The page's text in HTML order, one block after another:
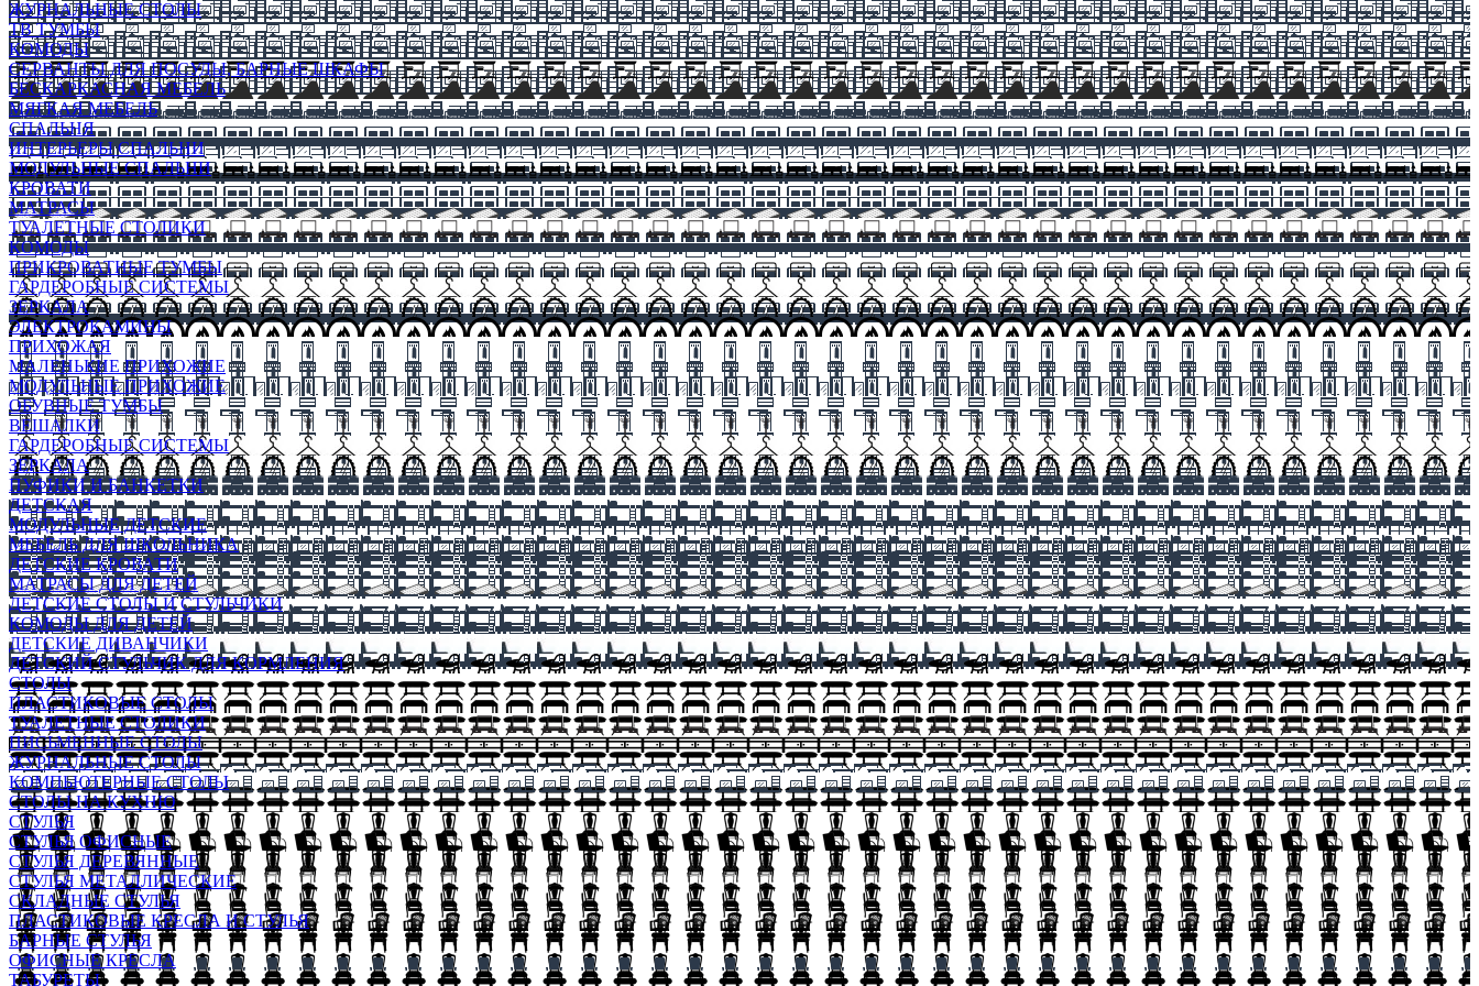
ЖУРНАЛЬНЫЕ СТОЛЫ
ТВ ТУМБЫ
КОМОДЫ
СЕРВАНТЫ ДЛЯ ПОСУДЫ, БАРНЫЕ ШКАФЫ
БЕСКАРКАСНАЯ МЕБЕЛЬ
МЯГКАЯ МЕБЕЛЬ
СПАЛЬНЯ
ИНТЕРЬЕРЫ СПАЛЬНИ
МОДУЛЬНЫЕ СПАЛЬНИ
КРОВАТИ
МАТРАСЫ
ТУАЛЕТНЫЕ СТОЛИКИ
КОМОДЫ
ПРИКРОВАТНЫЕ ТУМБЫ
ГАРДЕРОБНЫЕ СИСТЕМЫ
ЗЕРКАЛА
ЭЛЕКТРОКАМИНЫ
ПРИХОЖАЯ
МАЛЕНЬКИЕ ПРИХОЖИЕ
МОДУЛЬНЫЕ ПРИХОЖИЕ
ОБУВНЫЕ ТУМБЫ
ВЕШАЛКИ
ГАРДЕРОБНЫЕ СИСТЕМЫ
ЗЕРКАЛА
ПУФИКИ И БАНКЕТКИ
ДЕТСКАЯ
МОДУЛЬНЫЕ ДЕТСКИЕ
МЕБЕЛЬ ДЛЯ ШКОЛЬНИКА
ДЕТСКИЕ КРОВАТИ
МАТРАСЫ ДЛЯ ДЕТЕЙ
ДЕТСКИЕ СТОЛЫ И СТУЛЬЧИКИ
КОМОДЫ ДЛЯ ДЕТЕЙ
ДЕТСКИЕ ДИВАНЧИКИ
ДЕТСКИЙ СТУЛЬЧИК ДЛЯ КОРМЛЕНИЯ
СТОЛЫ
ПЛАСТИКОВЫЕ СТОЛЫ
ТУАЛЕТНЫЕ СТОЛИКИ
ПИСЬМЕННЫЕ СТОЛЫ
ЖУРНАЛЬНЫЕ СТОЛЫ
КОМПЬЮТЕРНЫЕ СТОЛЫ
СТОЛЫ НА КУХНЮ
СТУЛЬЯ
СТУЛЬЯ ОФИСНЫЕ
СТУЛЬЯ ДЕРЕВЯННЫЕ
СТУЛЬЯ МЕТАЛЛИЧЕСКИЕ
СКЛАДНЫЕ СТУЛЬЯ
ПЛАСТИКОВЫЕ КРЕСЛА И СТУЛЬЯ
БАРНЫЕ СТУЛЬЯ
ОФИСНЫЕ КРЕСЛА
ТАБУРЕТЫ